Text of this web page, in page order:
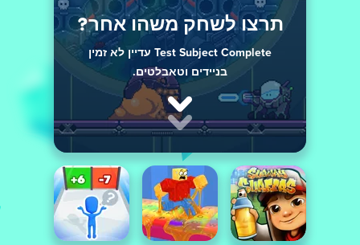
תרצו לשחק משהו אחר?
Test Subject Complete עדיין לא זמין
בניידים וטאבלטים.